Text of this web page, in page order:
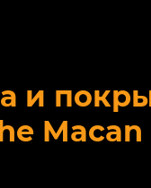
и
Macan